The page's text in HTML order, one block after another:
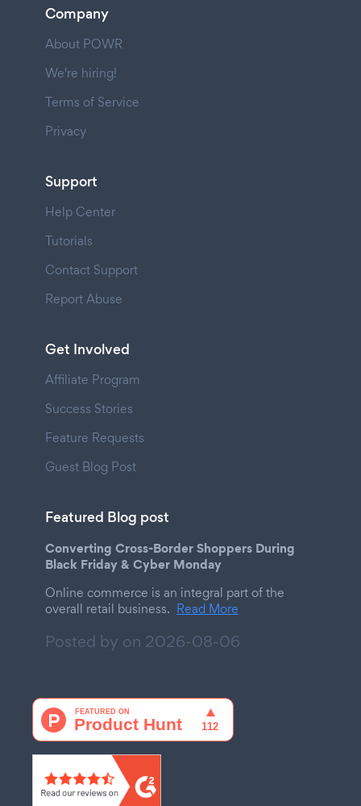
Company
About POWR
We're hiring!
Terms of Service
Privacy
Support
Help Center
Tutorials
Contact Support
Report Abuse
Get Involved
Affiliate Program
Success Stories
Feature Requests
Guest Blog Post
Featured Blog post
Converting Cross-Border Shoppers During
Black Friday & Cyber Monday
Online commerce is an integral part of the
overall retail business. Read More
Posted by on 2026-08-06